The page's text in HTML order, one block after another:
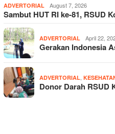
ADVERTORIAL August 7, 2026
Sambut HUT RI ke-81, RSUD
ADVERTORIAL April 22,
Gerakan Indonesia
ADVERTORIAL
Donor Darah RSUD